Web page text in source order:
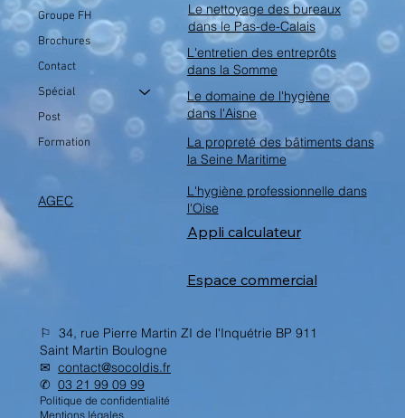
Groupe FH
Brochures
Contact
Spécial
Post
Formation
AGEC
Le nettoyage des bureaux
dans le Pas-de-Calais
L'entretien des entreprôts
dans la Somme
Le domaine de l'hygiène
dans l'Aisne
La propreté des bâtiments dans
la Seine Maritime
L'hygiène professionnelle dans
l'Oise
Espace commercial
Appli calculateur
⚐ 34, rue Pierre Martin ZI de l'Inquétrie BP 911
Saint Martin Boulogne
✉︎ contact@socoldis.fr
✆ 03 21 99 09 99
Politique de confidentialité
Mentions légales